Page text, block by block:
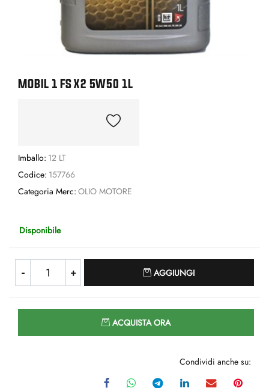
MOBIL 1 FS X2 5W50 1L
Imballo: 12 LT
Codice: 157766
Categoria Merc: OLIO MOTORE
Disponibile
AGGIUNGI
ACQUISTA ORA
Condividi anche su: